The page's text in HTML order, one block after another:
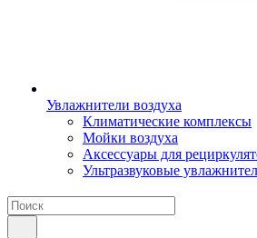
Увлажнители воздуха
Климатические комплексы
Мойки воздуха
Аксессуары для
Ультразвуковые